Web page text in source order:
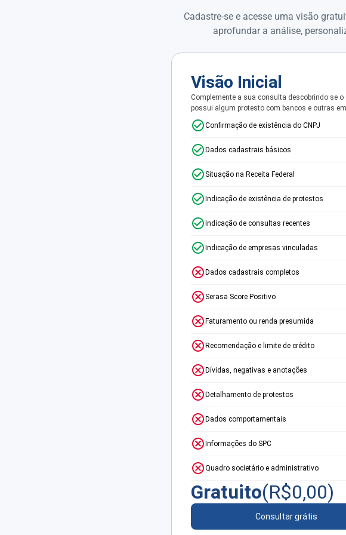
Cadastre-se e acesse uma visão
aprofundar a análise,
Visão Inicial
Complemente a sua consulta descobrindo se o
possui algum protesto com bancos e outras
Confirmação de existência do CNPJ
Dados cadastrais básicos
Situação na Receita Federal
Indicação de existência de protestos
Indicação de consultas recentes
Indicação de empresas vinculadas
Dados cadastrais completos
Serasa Score Positivo
Faturamento ou renda presumida
Recomendação e limite de crédito
Dívidas, negativas e anotações
Detalhamento de protestos
Dados comportamentais
Informações do SPC
Quadro societário e administrativo
Gratuito(R$0,00)
Consultar grátis